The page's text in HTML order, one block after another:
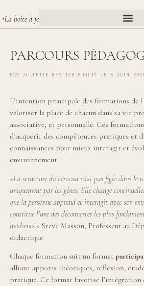
La boîte à je
PARCOURS
PARJULIETTE BERTIER · PUBLIÉ LE 3 JUIN
L’intention principale des formations de
valoriser la place de chacun dans sa vie
associative, et personnelle. Ces
d’acquérir des compétences pratiques et
connaissances pour mieux interagir et
environnement.
«La structure du cerveau n’est pas figée dans le
uniquement par les gènes. Elle change
que la personne apprend et interagit avec son
constitue l’une des découvertes les plus
modernes.» Steve Masson, Professeur au
didactique
Chaque formation suit un format
alliant apports théoriques, réflexion,
pratique. Ce format favorise l’intégration